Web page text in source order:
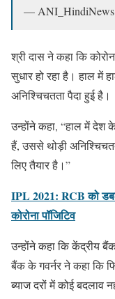
— ANI_HindiNews
श्री दास ने कहा कि
सुधार हो रहा है। हाल में
अन‍िश्चिचतता पैदा हुई है।
उन्होंने कहा, “हाल में देश
हैं, उससे थोड़ी
लिए तैयार है।”
IPL 2021: RCB को
कोरोना पॉजिटिव
उन्होंने कहा कि केंद्रीय
बैंक के गवर्नर ने कहा कि
ब्याज दरों में कोई बदलाव